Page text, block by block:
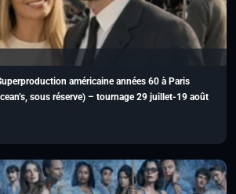
américaine années 60 à Paris
sous réserve) – tournage 29 juillet-19 août